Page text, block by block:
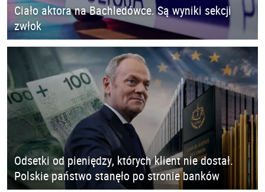
Ciało aktora na Bachledówce. Są wyniki sekcji
zwłok
Odsetki od pieniędzy, których klient nie dostał.
Polskie państwo stanęło po stronie banków